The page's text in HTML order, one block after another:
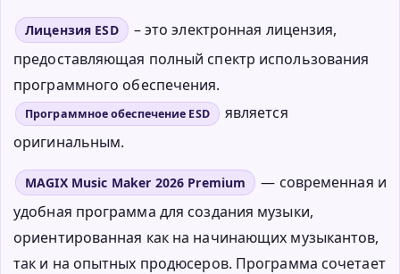
Лицензия ESD
– это электронная лицензия,
предоставляющая полный спектр использования
программного обеспечения.
Программное обеспечение ESD
является
оригинальным.
MAGIX Music Maker 2026 Premium
— современная и
удобная программа для создания музыки,
ориентированная как на начинающих музыкантов,
так и на опытных продюсеров. Программа сочетает